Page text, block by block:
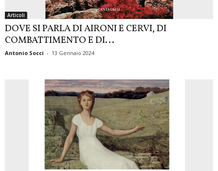
Articoli
DOVE SI PARLA DI AIRONI E CERVI, DI
COMBATTIMENTO E DI...
Antonio Socci - 13 Gennaio 2024